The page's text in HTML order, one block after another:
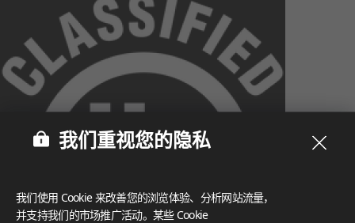
我们重视您的隐私
我们使用 Cookie 来改善您的浏览体验、分析网站流量，
并支持我们的市场推广活动。某些 Cookie